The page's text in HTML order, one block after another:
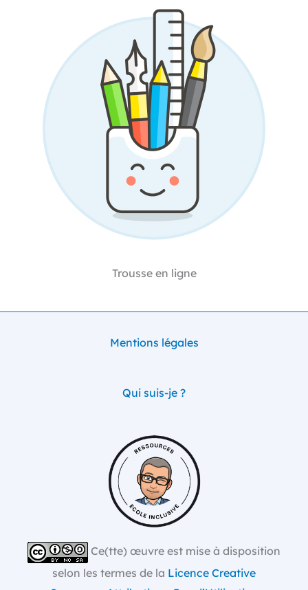
Trousse en ligne
Mentions légales
Qui suis-je ?
Ce(tte) œuvre est mise à disposition
selon les termes de la Licence Creative